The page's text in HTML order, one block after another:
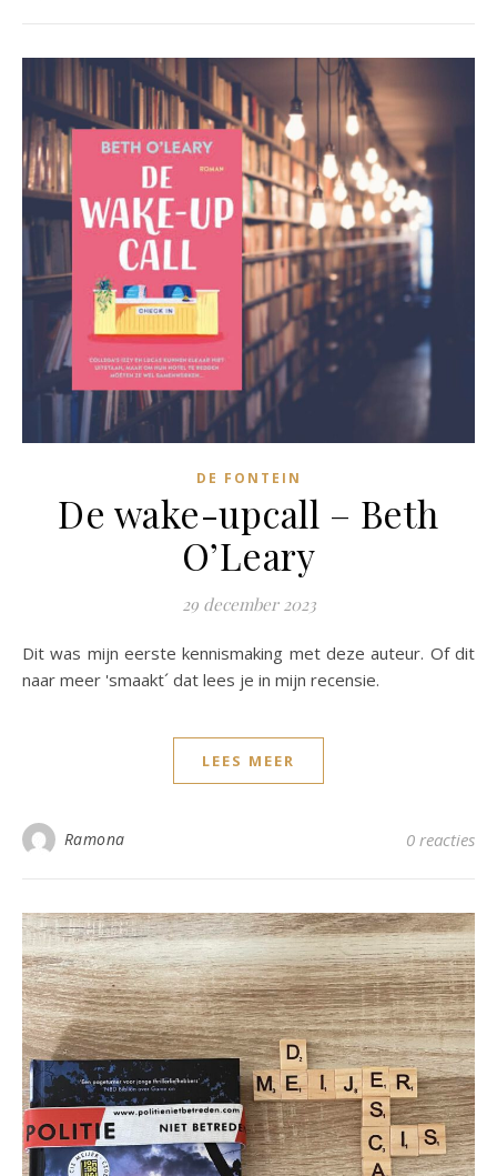
DE FONTEIN
De wake-upcall – Beth
O’Leary
29 december 2023
Dit was mijn eerste kennismaking met deze auteur. Of dit
naar meer 'smaakt´ dat lees je in mijn recensie.
LEES MEER
Ramona 0 reacties